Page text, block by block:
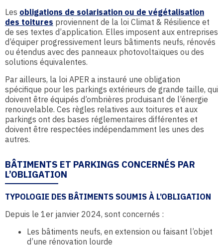
Les obligations de solarisation ou de végétalisation
des toitures proviennent de la loi Climat & Résilience et
de ses textes d’application. Elles imposent aux entreprises
d’équiper progressivement leurs bâtiments neufs, rénovés
ou étendus avec des panneaux photovoltaïques ou des
solutions équivalentes.
Par ailleurs, la loi APER a instauré une obligation
spécifique pour les parkings extérieurs de grande taille, qui
doivent être équipés d’ombrières produisant de l’énergie
renouvelable. Ces règles relatives aux toitures et aux
parkings ont des bases réglementaires différentes et
doivent être respectées indépendamment les unes des
autres.
BÂTIMENTS ET PARKINGS CONCERNÉS PAR
L’OBLIGATION
TYPOLOGIE DES BÂTIMENTS SOUMIS À L’OBLIGATION
Depuis le 1er janvier 2024, sont concernés :
Les bâtiments neufs, en extension ou faisant l’objet
d’une rénovation lourde